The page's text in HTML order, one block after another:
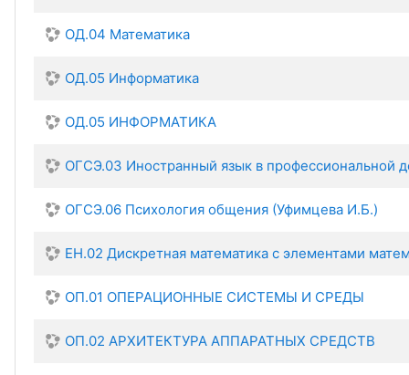
ОД.04 Математика
ОД.05 Информатика
ОД.05 ИНФОРМАТИКА
ОГСЭ.03 Иностранный язык в профессиональной
ОГСЭ.06 Психология общения (Уфимцева И.Б.)
ЕН.02 Дискретная математика с элементами
ОП.01 ОПЕРАЦИОННЫЕ СИСТЕМЫ И СРЕДЫ
ОП.02 АРХИТЕКТУРА АППАРАТНЫХ СРЕДСТВ